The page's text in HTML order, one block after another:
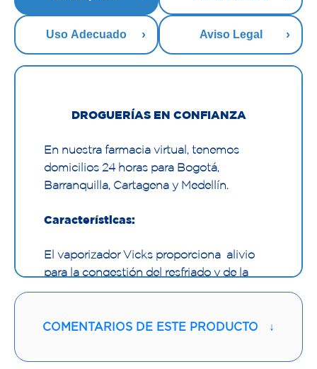
Uso Adecuado Aviso Legal
DROGUERÍAS EN CONFIANZA
En nuestra farmacia virtual, tenemos
domicilios 24 horas para Bogotá,
Barranquilla, Cartagena y Medellín.
Características:
El vaporizador Vicks proporciona alivio
para la congestión del resfriado y de la
gripe. Una unidad de calefacción se
depósito, y el vapor se produce a partir de
vaporizador está diseñado para funcionar
COMENTARIOS DE ESTE PRODUCTO ↓